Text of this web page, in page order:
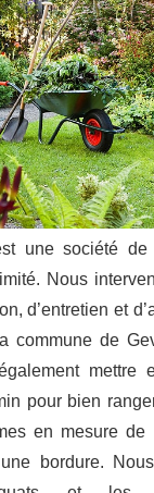
une société de
Nous
d’entretien et
commune de
mettre
pour bien
en mesure de
bordure.